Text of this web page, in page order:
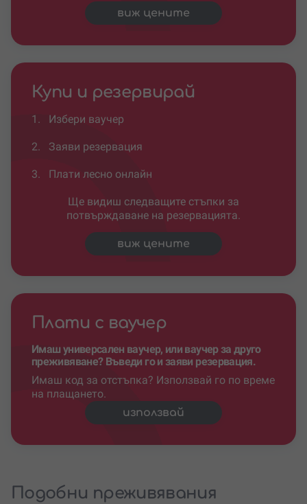
виж цените
Купи и резервирай
1. Избери ваучер
2. Заяви резервация
3. Плати лесно онлайн
Ще видиш следващите стъпки за
потвърждаване на резервацията.
виж цените
Плати с ваучер
Имаш универсален ваучер, или ваучер за друго
преживяване? Въведи го и заяви резервация.
Имаш код за отстъпка? Използвай го по време
на плащането.
използвай
Подобни преживявания